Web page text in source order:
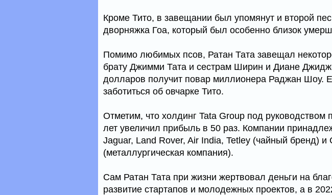
Кроме Тито, в завещании был упомянут и второй
дворняжка Гоа, который был особенно близок
Помимо любимых псов, Ратан Тата завещал
брату Джимми Тата и сестрам Ширин и Диане
долларов получит повар миллионера Раджан Шоу.
заботиться об овчарке Тито.
Отметим, что холдинг Tata Group под руководством
лет увеличил прибыль в 50 раз. Компании
Jaguar, Land Rover, Air India, Tetley (чайный бренд) и
(металлургическая компания).
Сам Ратан Тата при жизни жертвовал деньги на
развитие стартапов и молодежных проектов, а в